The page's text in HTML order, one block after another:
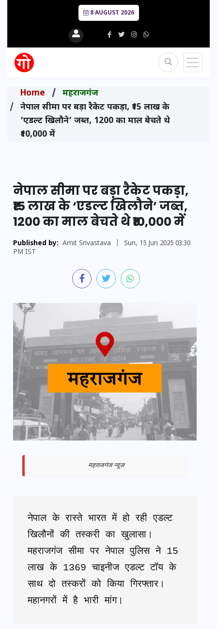
8 AUGUST 2026
Home
महराजगंज
नेपाल सीमा पर बड़ा रैकेट पकड़ा, ₹15 लाख के
‘एडल्ट खिलौने’ जब्त, 1200 का माल बेचते थे
₹10,000 में
नेपाल सीमा पर बड़ा रैकेट पकड़ा,
₹15 लाख के ‘एडल्ट खिलौने’ जब्त,
1200 का माल बेचते थे ₹10,000 में
Published by: Amit Srivastava
Sun, 15 Jun 2025 03:30
PM IST
महराजगंज न्यूज़
नेपाल के रास्ते भारत में हो रही एडल्ट
खिलौनों की तस्करी का खुलासा।
महराजगंज सीमा पर नेपाल पुलिस ने 15
लाख के 1369 चाइनीज एडल्ट टॉय के
साथ दो तस्करों को किया गिरफ्तार।
महानगरों में है भारी मांग।